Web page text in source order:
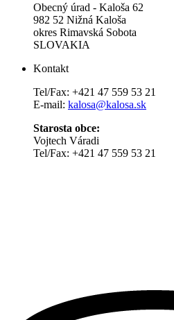
Obecný úrad - Kaloša 62
982 52 Nižná Kaloša
okres Rimavská Sobota
SLOVAKIA
Kontakt
Tel/Fax: +421 47 559 53 21
E-mail: kalosa@kalosa.sk
Starosta obce:
Vojtech Váradi
Tel/Fax: +421 47 559 53 21